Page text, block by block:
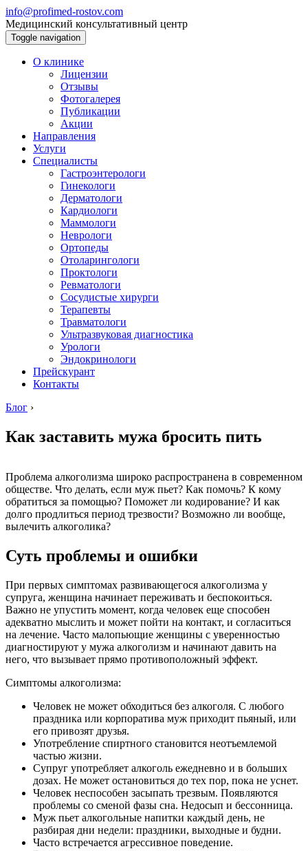
info@profimed-rostov.com
Медицинский консультативный центр
Toggle navigation
О клинике
Лицензии
Отзывы
Фотогалерея
Публикации
Акции
Направления
Услуги
Специалисты
Гастроэнтерологи
Гинекологи
Дерматологи
Кардиологи
Маммологи
Неврологи
Ортопеды
Отоларингологи
Проктологи
Ревматологи
Сосудистые хирурги
Терапевты
Травматологи
Ультразвуковая диагностика
Урологи
Эндокринологи
Прейскурант
Контакты
Блог ›
Как заставить мужа бросить пить
Проблема алкоголизма широко распространена в современном
обществе. Что делать, если муж пьет? Как помочь? К кому
обратиться за помощью? Поможет ли кодирование? И как
долго продлиться период трезвости? Возможно ли вообще,
вылечить алкоголика?
Суть проблемы и ошибки
При первых симптомах развивающегося алкоголизма у
супруга, женщина начинает переживать и беспокоиться.
Важно не упустить момент, когда человек еще способен
адекватно мыслить и может пойти на контакт, и согласиться
на лечение. Часто малопьющие женщины с уверенностью
диагностируют у мужа алкоголизм и начинают давить на
него, что вызывает прямо противоположный эффект.
Симптомы алкоголизма:
Человек не может обходиться без алкоголя. С любого
праздника или корпоратива муж приходит пьяный, или
его привозят друзья.
Употребление спиртного становится неотъемлемой
частью жизни.
Супруг употребляет алкоголь ежедневно и в больших
дозах. Не может остановиться до тех пор, пока не уснет.
Человек неспособен засыпать трезвым. Появляются
проблемы со сменой фазы сна. Недосып и бессонница.
Муж пьет алкогольные напитки каждый день, не
разбирая дни недели: праздники, выходные и будни.
Часто встречается агрессивное поведение.